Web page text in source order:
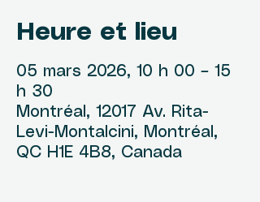
Heure et lieu
05 mars 2026, 10 h 00 – 15
h 30
Montréal, 12017 Av. Rita-
Levi-Montalcini, Montréal,
QC H1E 4B8, Canada